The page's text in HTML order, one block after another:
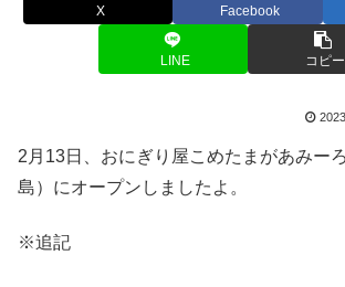
X Facebook
LINE コピー
2月13日、おにぎり屋こめたまがあみー
島）にオープンしましたよ。
※追記